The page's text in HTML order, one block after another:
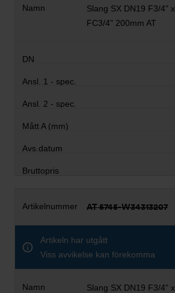
Slang SX DN19 F3/4" x
FC3/4" 200mm AT
AT 5745-W34313207
Artikeln har utgått
Viss avvikelse kan förekomma
Slang SX DN19 F3/4" x